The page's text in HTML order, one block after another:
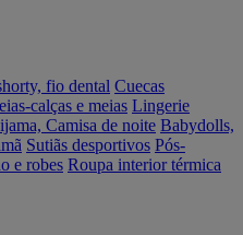
fio dental Cuecas
calças e meias Lingerie
Camisa de noite Babydolls,
Sutiãs desportivos Pós-
e robes Roupa interior térmica